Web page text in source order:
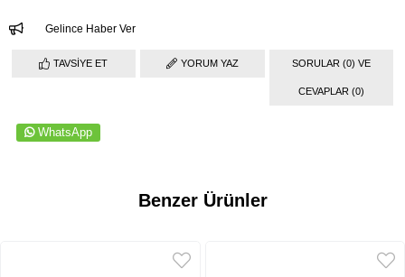
Gelince Haber Ver
TAVSIYE ET YORUM YAZ SORULAR (0) VE
CEVAPLAR (0)
WhatsApp
Benzer Ürünler